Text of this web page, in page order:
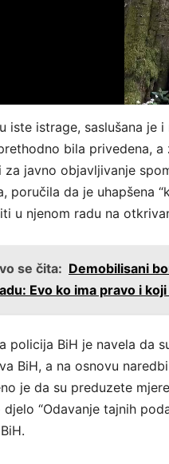
iste istrage, saslušana je
bila privedena, a
za javno objavljivanje
poručila da je uhapšena
u njenom radu na
se čita: Demobilisani
Evo ko ima pravo i
policija BiH je navela da
BiH, a na osnovu
je da su preduzete
“Odavanje tajnih